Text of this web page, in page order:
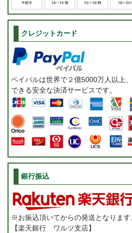
クレジットカード
ペイパルは世界で２億5000万人以上
できる安全な決済サービスです。
銀行振込
※お振込頂いてからの発送となります
【楽天銀行 ワルツ支店】